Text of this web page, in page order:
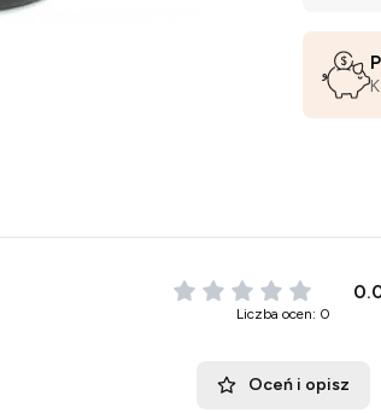
Liczba ocen: 0
Oceń i opisz